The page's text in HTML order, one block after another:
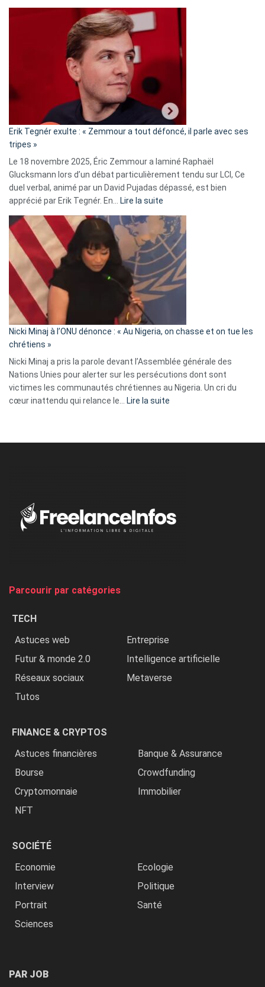
d’alliance
secrète
«
C’est
fake
news
»
Erik Tegnér exulte : « Zemmour a tout défoncé, il parle avec ses
tripes »
Le 18 novembre 2025, Éric Zemmour a laminé Raphaël
Glucksmann lors d’un débat particulièrement tendu sur LCI, Ce
duel verbal, animé par un David Pujadas dépassé, est bien
apprécié par Erik Tegnér. En… Lire la suite
Tegnér
exulte
« Zemmour
a
tout
parle
ses
tripes »
Nicki Minaj à l’ONU dénonce : « Au Nigeria, on chasse et on tue les
chrétiens »
Nicki Minaj a pris la parole devant l’Assemblée générale des
Nations Unies pour alerter sur les persécutions dont sont
victimes les communautés chrétiennes au Nigeria. Un cri du
cœur inattendu qui relance le… Lire la suite
Nigeria,
Parcourir par catégories
TECH
Astuces web
Entreprise
Futur & monde 2.0
Intelligence artificielle
Réseaux sociaux
Metaverse
Tutos
FINANCE & CRYPTOS
Astuces financières
Banque & Assurance
Bourse
Crowdfunding
Cryptomonnaie
Immobilier
NFT
SOCIÉTÉ
Economie
Ecologie
Interview
Politique
Portrait
Santé
Sciences
PAR JOB